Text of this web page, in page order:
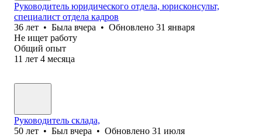
Руководитель юридического отдела, юрисконсульт,
специалист отдела кадров
36 лет • Была вчера • Обновлено 31 января
Не ищет работу
Общий опыт
11 лет 4 месяца
Руководитель склада,
50 лет • Был вчера • Обновлено 31 июля